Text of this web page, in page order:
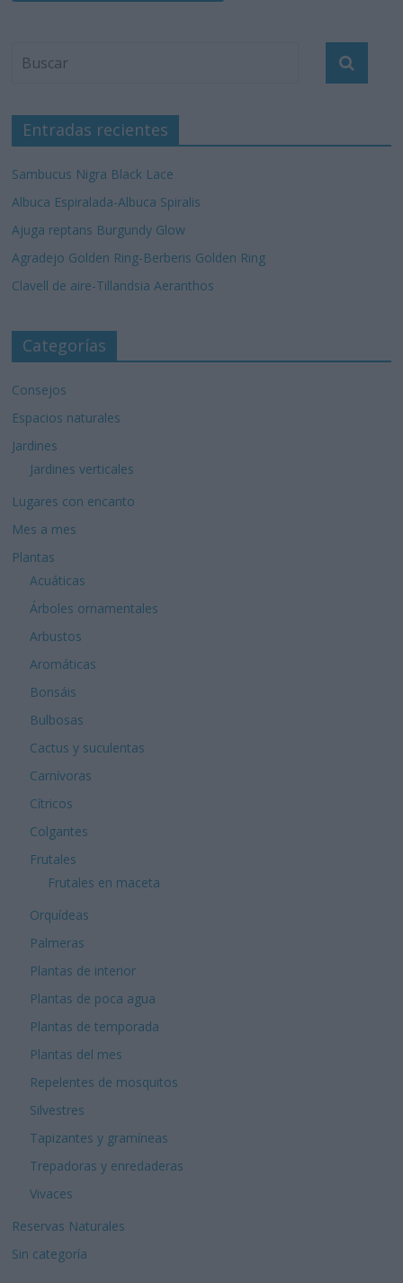
Entradas recientes
Sambucus Nigra Black Lace
Albuca Espiralada-Albuca Spiralis
Ajuga reptans Burgundy Glow
Agradejo Golden Ring-Berberis Golden Ring
Clavell de aire-Tillandsia Aeranthos
Categorías
Consejos
Espacios naturales
Jardines
Jardines verticales
Lugares con encanto
Mes a mes
Plantas
Acuáticas
Árboles ornamentales
Arbustos
Aromáticas
Bonsáis
Bulbosas
Cactus y suculentas
Carnívoras
Cítricos
Colgantes
Frutales
Frutales en maceta
Orquídeas
Palmeras
Plantas de interior
Plantas de poca agua
Plantas de temporada
Plantas del mes
Repelentes de mosquitos
Silvestres
Tapizantes y gramíneas
Trepadoras y enredaderas
Vivaces
Reservas Naturales
Sin categoría